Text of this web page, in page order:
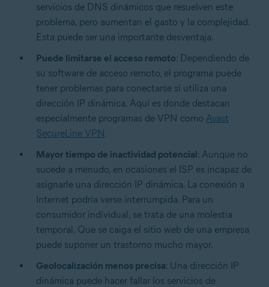
servicios de DNS dinámicos que resuelven este
problema, pero aumentan el gasto y la complejidad.
Esta puede ser una importante desventaja.
Puede limitarse el acceso remoto: Dependiendo de
su software de acceso remoto, el programa puede
tener problemas para conectarse si utiliza una
dirección IP dinámica. Aquí es donde destacan
especialmente programas de VPN como Avast
SecureLine VPN.
Mayor tiempo de inactividad potencial: Aunque no
sucede a menudo, en ocasiones el ISP es incapaz de
asignarle una dirección IP dinámica. La conexión a
Internet podría verse interrumpida. Para un
consumidor individual, se trata de una molestia
temporal. Que se caiga el sitio web de una empresa
puede suponer un trastorno mucho mayor.
Geolocalización menos precisa: Una dirección IP
dinámica puede hacer fallar los servicios de